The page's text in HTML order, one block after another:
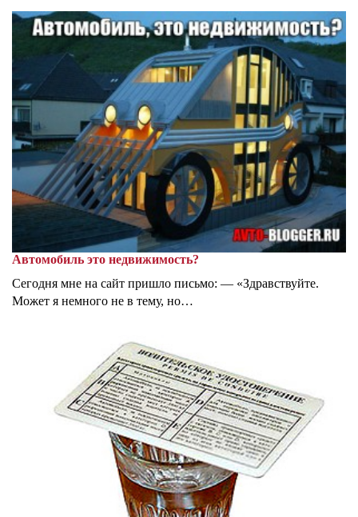
Автомобиль это недвижимость?
Сегодня мне на сайт пришло письмо: — «Здравствуйте.
Может я немного не в тему, но…